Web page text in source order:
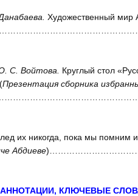
Художественный мир
С. Войтова. Круглый стол
Презентация сборника
их никогда, пока мы помним
Абдиеве
КЛЮЧЕВЫЕ